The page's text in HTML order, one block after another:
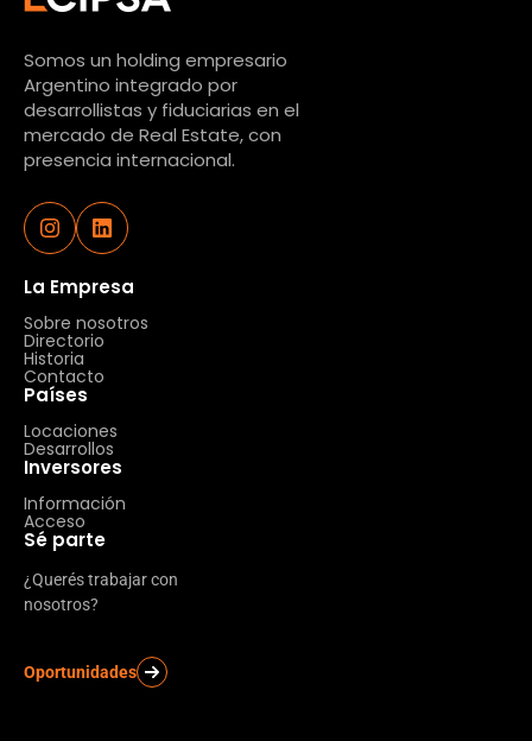
Somos un holding empresario
Argentino integrado por
desarrollistas y fiduciarias en el
mercado de Real Estate, con
presencia internacional.
La Empresa
Sobre nosotros
Directorio
Historia
Contacto
Países
Locaciones
Desarrollos
Inversores
Información
Acceso
Sé parte
¿Querés trabajar con
nosotros?
Oportunidades